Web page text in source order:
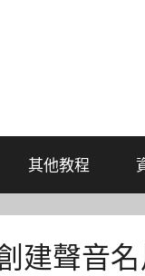
其他教程
建聲音